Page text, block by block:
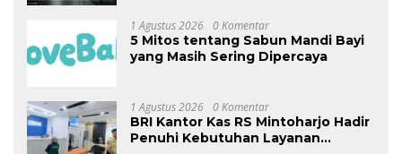
1 Agustus 2026 0 Komentar
5 Mitos tentang Sabun Mandi Bayi
yang Masih Sering Dipercaya
1 Agustus 2026 0 Komentar
BRI Kantor Kas RS Mintoharjo Hadir
Penuhi Kebutuhan Layanan